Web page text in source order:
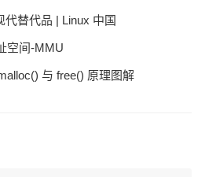
替代品 | Linux 中国
空间-MMU
与 free() 原理图解